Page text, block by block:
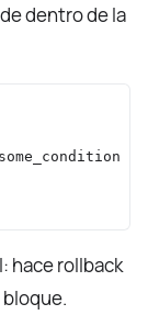
dentro de la
hace rollback